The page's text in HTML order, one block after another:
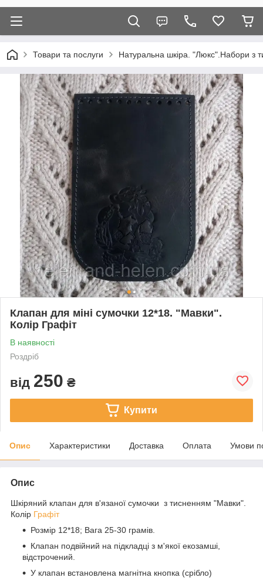
Товари та послуги Натуральна шкіра. "Люкс".Набори з
Клапан для міні сумочки 12*18. "Мавки".
Колір Графіт
В наявності
Роздріб
від 250 ₴
Купити
Опис Характеристики Доставка Оплата Умови
Опис
Шкіряний клапан для в'язаної сумочки з тисненням "Мавки".
Колір Графіт
Розмір 12*18; Вага 25-30 грамів.
Клапан подвійний на підкладці з м'якої екозамші,
відстрочений.
У клапан встановлена магнітна кнопка (срібло)